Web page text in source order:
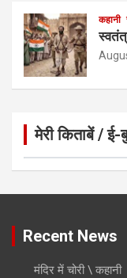
कहानी
मेरी किताबें /
Recent News
मंदिर में चोरी \ कहानी